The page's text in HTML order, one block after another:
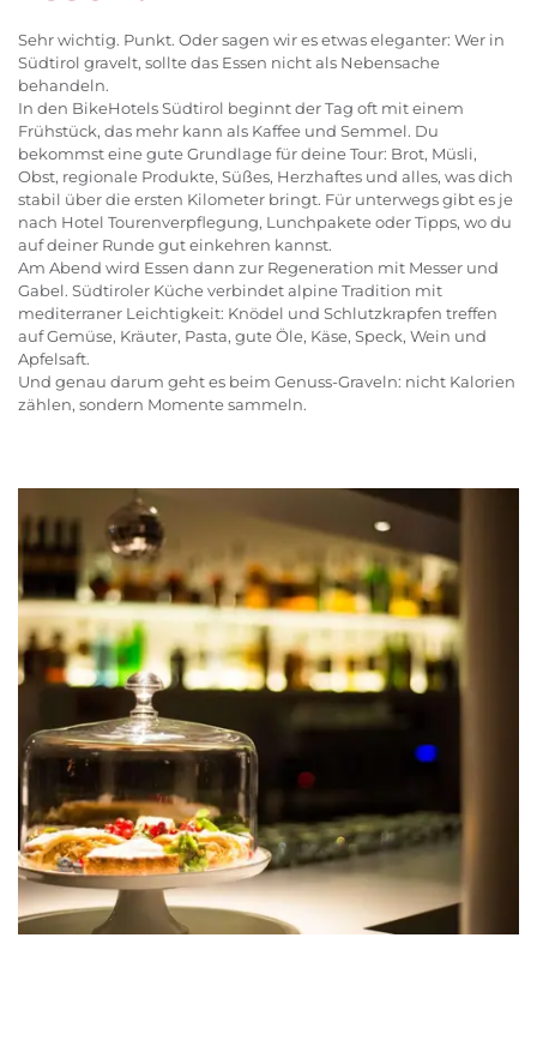
Sehr wichtig. Punkt. Oder sagen wir es etwas eleganter: Wer in
Südtirol gravelt, sollte das Essen nicht als Nebensache
behandeln.
In den BikeHotels Südtirol beginnt der Tag oft mit einem
Frühstück, das mehr kann als Kaffee und Semmel. Du
bekommst eine gute Grundlage für deine Tour: Brot, Müsli,
Obst, regionale Produkte, Süßes, Herzhaftes und alles, was dich
stabil über die ersten Kilometer bringt. Für unterwegs gibt es je
nach Hotel Tourenverpflegung, Lunchpakete oder Tipps, wo du
auf deiner Runde gut einkehren kannst.
Am Abend wird Essen dann zur Regeneration mit Messer und
Gabel. Südtiroler Küche verbindet alpine Tradition mit
mediterraner Leichtigkeit: Knödel und Schlutzkrapfen treffen
auf Gemüse, Kräuter, Pasta, gute Öle, Käse, Speck, Wein und
Apfelsaft.
Und genau darum geht es beim Genuss-Graveln: nicht Kalorien
zählen, sondern Momente sammeln.